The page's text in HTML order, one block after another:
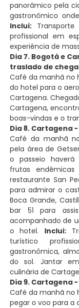
panorâmico pela
gastronômico
Inclui:
profissional em
experiência de
Dia 7. Bogotá e
traslado de
Café da manhã no
do hotel para o
Cartagena.
Cartagena,
boas-vindas e o
Dia 8. Cartagena
Café da manhã
pela área de
o passeio haverá
frutas
restaurante San
para admirar o
Boca Grande,
bar 51 para
acompanhado de
o hotel. Inclui:
turístico
gastronômica,
do sol. Jantar
culinária de
Dia 9. Cartagena
Café da manhã no
pegar o voo para a